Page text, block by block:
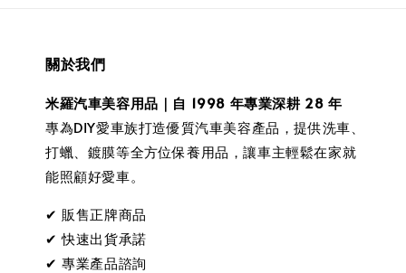
關於我們
米羅汽車美容用品｜自 1998 年專業深耕 28 年
專為DIY愛車族打造優質汽車美容產品，提供洗車、
打蠟、鍍膜等全方位保養用品，讓車主輕鬆在家就
能照顧好愛車。
✔ 販售正牌商品
✔ 快速出貨承諾
✔ 專業產品諮詢